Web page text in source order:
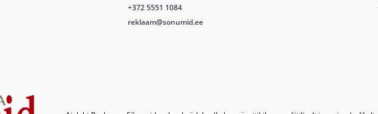
+372 5551 1084
reklaam@sonumid.ee